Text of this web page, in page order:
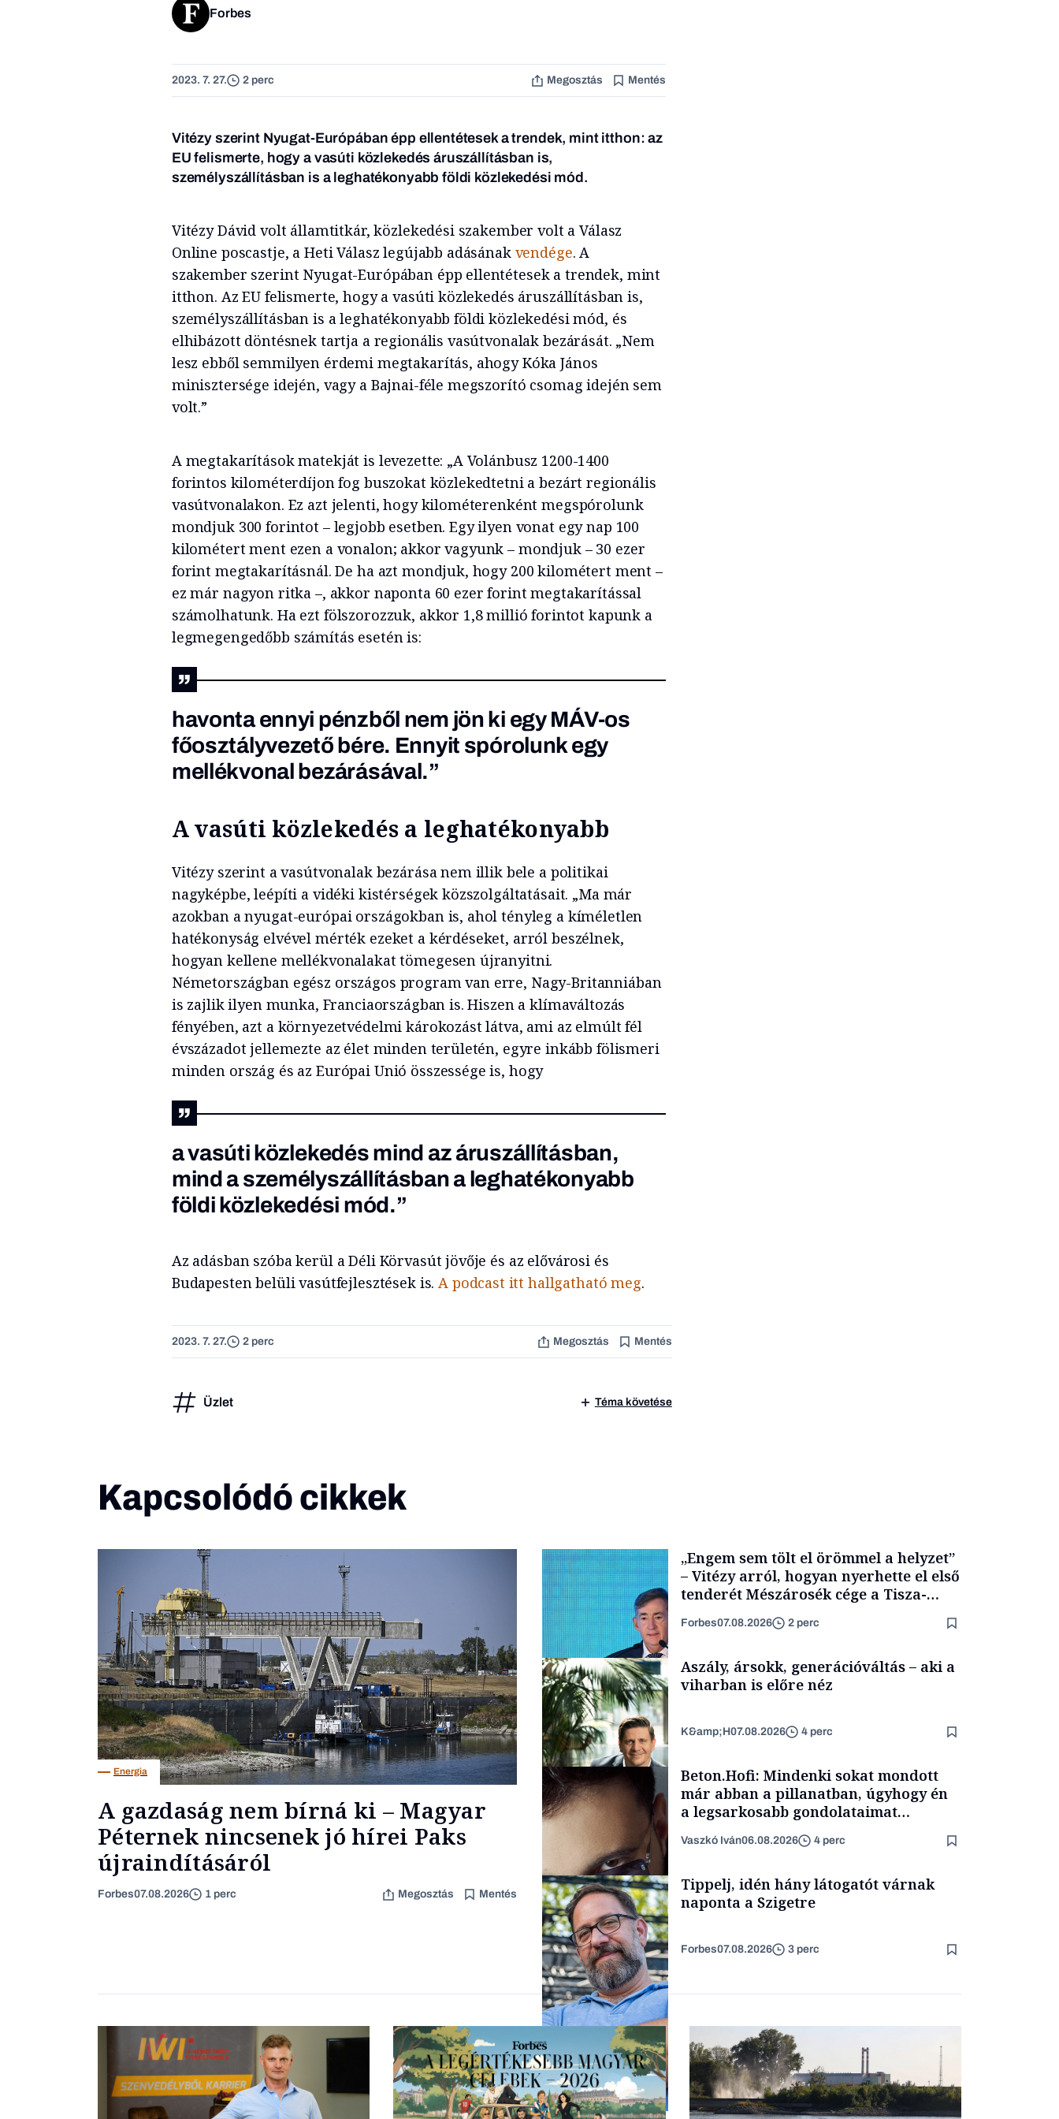
Forbes
2023. 7. 27. 2 perc Megosztás Mentés
Vitézy szerint Nyugat-Európában épp ellentétesek a trendek, mint itthon: az
EU felismerte, hogy a vasúti közlekedés áruszállításban is,
személyszállításban is a leghatékonyabb földi közlekedési mód.
Vitézy Dávid volt államtitkár, közlekedési szakember volt a Válasz
Online poscastje, a Heti Válasz legújabb adásának vendége. A
szakember szerint Nyugat-Európában épp ellentétesek a trendek, mint
itthon. Az EU felismerte, hogy a vasúti közlekedés áruszállításban is,
személyszállításban is a leghatékonyabb földi közlekedési mód, és
elhibázott döntésnek tartja a regionális vasútvonalak bezárását. „Nem
lesz ebből semmilyen érdemi megtakarítás, ahogy Kóka János
minisztersége idején, vagy a Bajnai-féle megszorító csomag idején sem
volt.”
A megtakarítások matekját is levezette: „A Volánbusz 1200-1400
forintos kilométerdíjon fog buszokat közlekedtetni a bezárt regionális
vasútvonalakon. Ez azt jelenti, hogy kilométerenként megspórolunk
mondjuk 300 forintot – legjobb esetben. Egy ilyen vonat egy nap 100
kilométert ment ezen a vonalon; akkor vagyunk – mondjuk – 30 ezer
forint megtakarításnál. De ha azt mondjuk, hogy 200 kilométert ment –
ez már nagyon ritka –, akkor naponta 60 ezer forint megtakarítással
számolhatunk. Ha ezt fölszorozzuk, akkor 1,8 millió forintot kapunk a
legmegengedőbb számítás esetén is:
havonta ennyi pénzből nem jön ki egy MÁV-os
főosztályvezető bére. Ennyit spórolunk egy
mellékvonal bezárásával.”
A vasúti közlekedés a leghatékonyabb
Vitézy szerint a vasútvonalak bezárása nem illik bele a politikai
nagyképbe, leépíti a vidéki kistérségek közszolgáltatásait. „Ma már
azokban a nyugat-európai országokban is, ahol tényleg a kíméletlen
hatékonyság elvével mérték ezeket a kérdéseket, arról beszélnek,
hogyan kellene mellékvonalakat tömegesen újranyitni.
Németországban egész országos program van erre, Nagy-Britanniában
is zajlik ilyen munka, Franciaországban is. Hiszen a klímaváltozás
fényében, azt a környezetvédelmi károkozást látva, ami az elmúlt fél
évszázadot jellemezte az élet minden területén, egyre inkább fölismeri
minden ország és az Európai Unió összessége is, hogy
a vasúti közlekedés mind az áruszállításban,
mind a személyszállításban a leghatékonyabb
földi közlekedési mód.”
Az adásban szóba kerül a Déli Körvasút jövője és az elővárosi és
Budapesten belüli vasútfejlesztések is. A podcast itt hallgatható meg.
2023. 7. 27. 2 perc Megosztás Mentés
Üzlet Téma követése
Kapcsolódó cikkek
Energia
A gazdaság nem bírná ki – Magyar
Péternek nincsenek jó hírei Paks
újraindításáról
Forbes07.08.2026 1 perc Megosztás Mentés
„Engem sem tölt el örömmel a helyzet”
– Vitézy arról, hogyan nyerhette el első
tenderét Mészárosék cége a Tisza-
Forbes07.08.2026 2 perc
TÁMOGATÓI
TARTALOM
Aszály, ársokk, generációváltás – aki a
viharban is előre néz
K&amp;H07.08.2026 4 perc
Forbes-sztori
Beton.Hofi: Mindenki sokat mondott
már abban a pillanatban, úgyhogy én
a legsarkosabb gondolataimat
Vaszkó Iván06.08.2026 4 perc
Kultúra
Tippelj, idén hány látogatót várnak
naponta a Szigetre
Forbes07.08.2026 3 perc